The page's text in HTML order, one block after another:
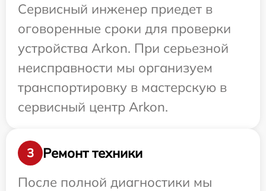
Сервисный инженер приедет в
оговоренные сроки для проверки
устройства Arkon. При серьезной
неисправности мы организуем
транспортировку в мастерскую в
сервисный центр Arkon.
3
Ремонт техники
После полной диагностики мы